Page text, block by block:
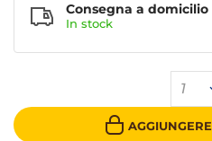
1
Consegna a domicilio
In stock